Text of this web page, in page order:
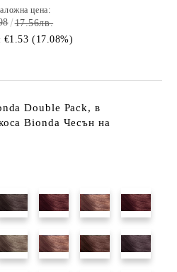
цена:
17.56лв.
€1.53 (17.08%)
Double Pack, в
Bionda Чесън на